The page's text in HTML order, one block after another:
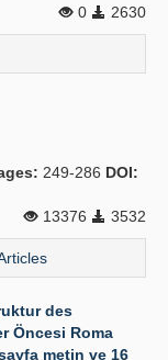
0
2630
249-286 DOI:
13376
3532
des
Öncesi Roma
metin ve 16